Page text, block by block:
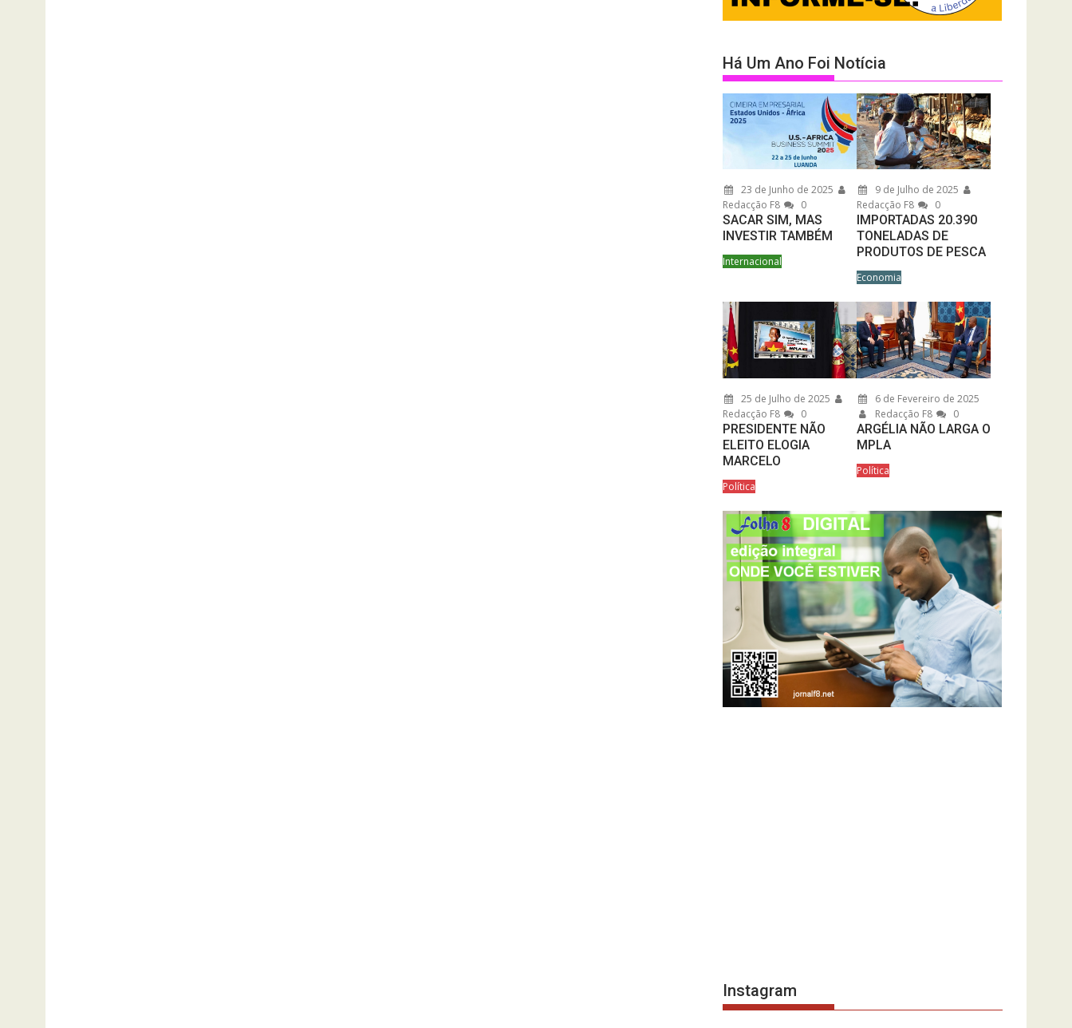
Há Um Ano Foi Notícia
23 de Junho de 2025
Redacção F8
0
SACAR SIM, MAS
INVESTIR TAMBÉM
Internacional
9 de Julho de 2025
Redacção F8
0
IMPORTADAS 20.390
TONELADAS DE
PRODUTOS DE PESCA
Economia
25 de Julho de 2025
Redacção F8
0
PRESIDENTE NÃO
ELEITO ELOGIA
MARCELO
Política
6 de Fevereiro de 2025
Redacção F8
0
ARGÉLIA NÃO LARGA O
MPLA
Política
Instagram